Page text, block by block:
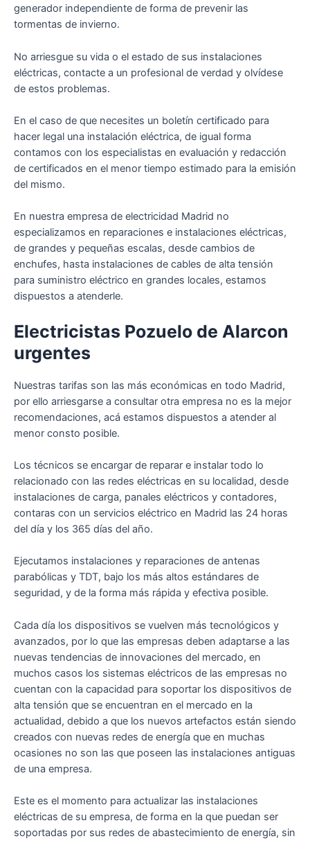
generador independiente de forma de prevenir las
tormentas de invierno.
No arriesgue su vida o el estado de sus instalaciones
eléctricas, contacte a un profesional de verdad y olvídese
de estos problemas.
En el caso de que necesites un boletín certificado para
hacer legal una instalación eléctrica, de igual forma
contamos con los especialistas en evaluación y redacción
de certificados en el menor tiempo estimado para la emisión
del mismo.
En nuestra empresa de electricidad Madrid no
especializamos en reparaciones e instalaciones eléctricas,
de grandes y pequeñas escalas, desde cambios de
enchufes, hasta instalaciones de cables de alta tensión
para suministro eléctrico en grandes locales, estamos
dispuestos a atenderle.
Electricistas Pozuelo de Alarcon
urgentes
Nuestras tarifas son las más económicas en todo Madrid,
por ello arriesgarse a consultar otra empresa no es la mejor
recomendaciones, acá estamos dispuestos a atender al
menor consto posible.
Los técnicos se encargar de reparar e instalar todo lo
relacionado con las redes eléctricas en su localidad, desde
instalaciones de carga, panales eléctricos y contadores,
contaras con un servicios eléctrico en Madrid las 24 horas
del día y los 365 días del año.
Ejecutamos instalaciones y reparaciones de antenas
parabólicas y TDT, bajo los más altos estándares de
seguridad, y de la forma más rápida y efectiva posible.
Cada día los dispositivos se vuelven más tecnológicos y
avanzados, por lo que las empresas deben adaptarse a las
nuevas tendencias de innovaciones del mercado, en
muchos casos los sistemas eléctricos de las empresas no
cuentan con la capacidad para soportar los dispositivos de
alta tensión que se encuentran en el mercado en la
actualidad, debido a que los nuevos artefactos están siendo
creados con nuevas redes de energía que en muchas
ocasiones no son las que poseen las instalaciones antiguas
de una empresa.
Este es el momento para actualizar las instalaciones
eléctricas de su empresa, de forma en la que puedan ser
soportadas por sus redes de abastecimiento de energía, sin